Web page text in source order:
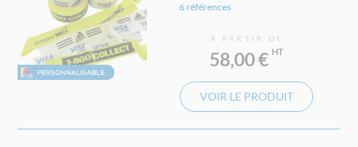
6 références
À PARTIR DE
58,00 €
VOIR LE PRODUIT